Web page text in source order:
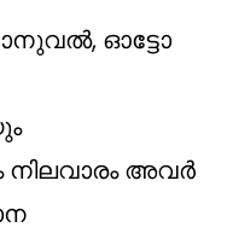
ഓട്ടോ
നിലവാരം അവർ